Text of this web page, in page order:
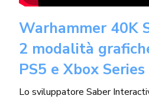
Warhammer 40K
2 modalità
PS5 e Xbox Series
Lo sviluppatore Saber